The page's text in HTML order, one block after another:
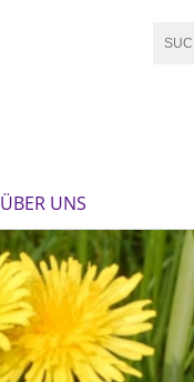
ÜBER UNS